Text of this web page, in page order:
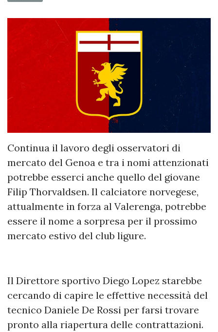
Continua il lavoro degli osservatori di
mercato del Genoa e tra i nomi attenzionati
potrebbe esserci anche quello del giovane
Filip Thorvaldsen. Il calciatore norvegese,
attualmente in forza al Valerenga, potrebbe
essere il nome a sorpresa per il prossimo
mercato estivo del club ligure.
Il Direttore sportivo Diego Lopez starebbe
cercando di capire le effettive necessità del
tecnico Daniele De Rossi per farsi trovare
pronto alla riapertura delle contrattazioni.